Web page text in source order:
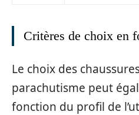
Critères de choix en
Le choix des
parachutisme peut
fonction du profil de